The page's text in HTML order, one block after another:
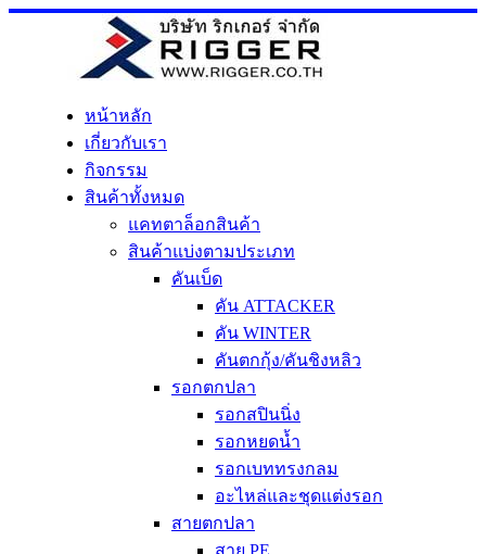
Skip
หน้าหลัก
เกี่ยวกับเรา
กิจกรรม
สินค้าทั้งหมด
แคทตาล็อกสินค้า
สินค้าแบ่งตามประเภท
คันเบ็ด
คัน ATTACKER
คัน WINTER
คันตกกุ้ง/คันชิงหลิว
รอกตกปลา
รอกสปินนิ่ง
รอกหยดน้ำ
รอกเบททรงกลม
อะไหล่และชุดแต่งรอก
สายตกปลา
สาย PE